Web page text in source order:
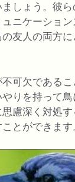
しょう。彼ら
ニケーショ
友人の両方
可欠である
りを持って
慮深く対処
とができます